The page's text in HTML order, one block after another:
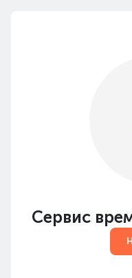
Сервис